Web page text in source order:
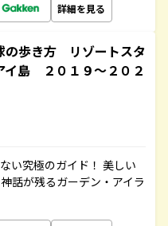
詳細を見る
歩き方 リゾートスタ
島 ２０１９～２０２
い究極のガイド！ 美しい
話が残るガーデン・アイラ